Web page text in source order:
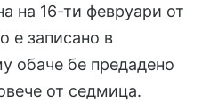
на 16-ти февруари от
е записано в
обаче бе предадено
от седмица.